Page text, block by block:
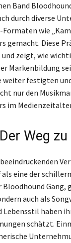
Band
durch diverse
Formaten wie
gemacht. Diese
zeigt, wie
Markenbildung
weiter festigten
nur den
im
Weg
als eine der
Bloodhound
auch als
Lebensstil haben
schätzt.